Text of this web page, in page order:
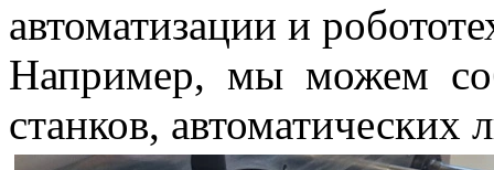
автоматизации и
Например, мы можем
станков, автоматических